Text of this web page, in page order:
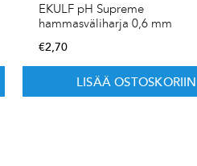
EKULF pH Supreme
hammasväliharja 0,6 mm
€2,70
LISÄÄ OSTOSKORIIN